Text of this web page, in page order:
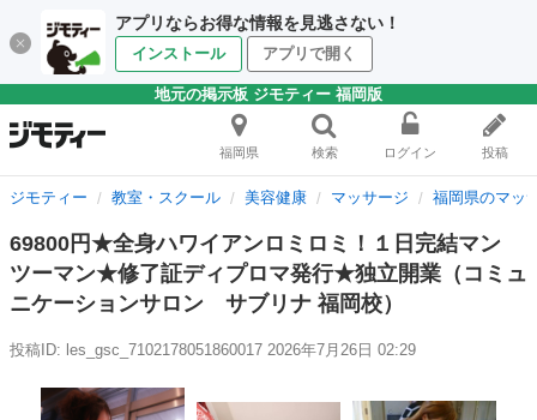
アプリならお得な情報を見逃さない！
インストール アプリで開く
地元の掲示板 ジモティー 福岡版
福岡県 検索 ログイン 投稿
ジモティー 教室・スクール 美容健康 マッサージ 福岡県のマッ
69800円★全身ハワイアンロミロミ！１日完結マン
ツーマン★修了証ディプロマ発行★独立開業（コミュ
ニケーションサロン サブリナ 福岡校）
投稿ID: les_gsc_7102178051860017 2026年7月26日 02:29